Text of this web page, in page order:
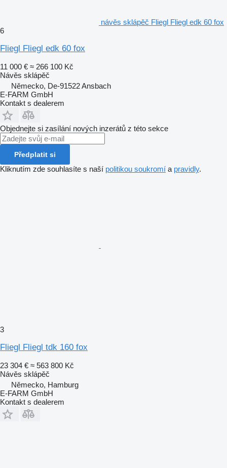
návěs sklápěč Fliegl Fliegl edk 60 fox
6
Fliegl Fliegl edk 60 fox
11 000 € ≈ 266 100 Kč
Návěs sklápěč
Německo, De-91522 Ansbach
E-FARM GmbH
Kontakt s dealerem
Objednejte si zasílání nových inzerátů z této sekce
Předplatit si
Kliknutím zde souhlasíte s naší politikou soukromí a pravidly.
3
Fliegl Fliegl tdk 160 fox
23 304 € ≈ 563 800 Kč
Návěs sklápěč
Německo, Hamburg
E-FARM GmbH
Kontakt s dealerem